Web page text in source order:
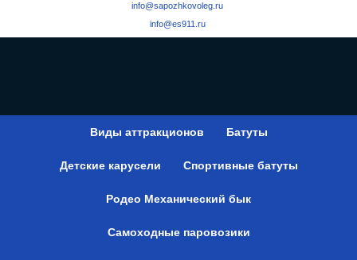
info@sapozhkovoleg.ru
info@es911.ru
Виды аттракционов Батуты
Детские карусели Спортивные батуты
Родео Механический бык
Самоходные паровозики